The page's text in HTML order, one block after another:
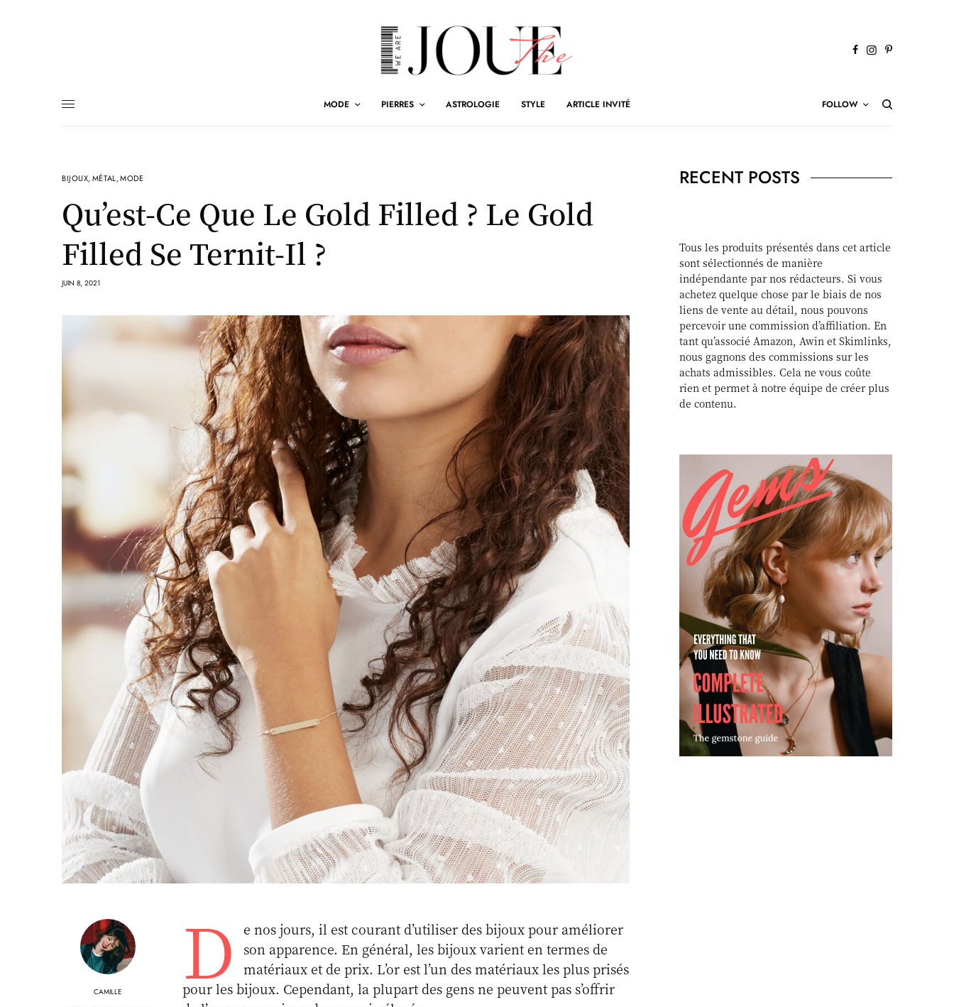
MODE PIERRES ASTROLOGIE STYLE ARTICLE INVITÉ FOLLOW
BIJOUX,MÉTAL,MODE
Qu’est-Ce Que Le Gold Filled ? Le Gold
Filled Se Ternit-Il ?
JUIN 8, 2021
CAMILLE D
e nos jours, il est courant d’utiliser des bijoux pour améliorer
son apparence. En général, les bijoux varient en termes de
matériaux et de prix. L’or est l’un des matériaux les plus prisés
pour les bijoux. Cependant, la plupart des gens ne peuvent pas s’offrir
RECENT POSTS
Tous les produits présentés dans cet article
sont sélectionnés de manière
indépendante par nos rédacteurs. Si vous
achetez quelque chose par le biais de nos
liens de vente au détail, nous pouvons
percevoir une commission d’affiliation. En
tant qu’associé Amazon, Awin et Skimlinks,
nous gagnons des commissions sur les
achats admissibles. Cela ne vous coûte
rien et permet à notre équipe de créer plus
de contenu.